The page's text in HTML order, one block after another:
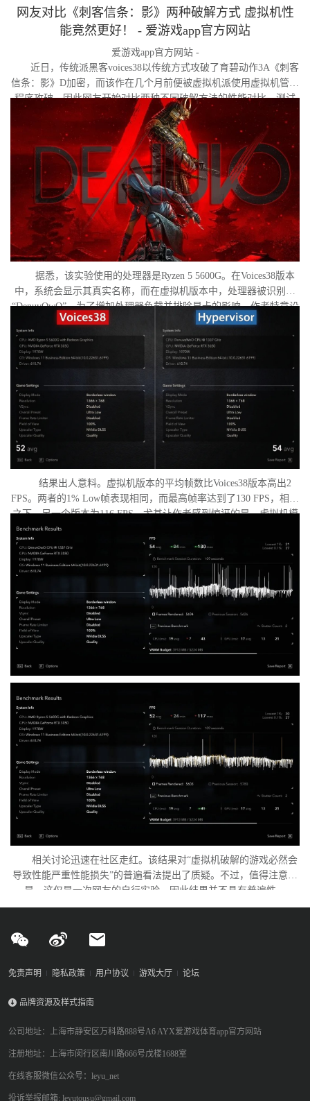
网友对比《刺客信条：影》两种破解方式 虚拟机性
能竟然更好！ - 爱游戏app官方网站
爱游戏app官方网站 -
近日，传统派黑客voices38以传统方式攻破了育碧动作3A《刺客
信条：影》D加密，而该作在几个月前便被虚拟机派使用虚拟机管理
程序攻破。因此网友开始对比两种不同破解方法的性能对比。测试
作者决定验证，虚拟机管理程序是否真的会像许多玩家认为的那
样，导致明显的帧数下降。
据悉，该实验使用的处理器是Ryzen 5 5600G。在Voices38版本
中，系统会显示其真实名称，而在虚拟机版本中，处理器被识别为
“DenuvOwO”。为了增加处理器负载并排除显卡的影响，作者特意设
置了低分辨率，并将所有图形设置调至“极低”模式。两项测试均在相
同条件下进行：内存完整性和基于虚拟化的安全性（VBS）均已关
闭，并且两轮测试之间电脑甚至没有重启。
结果出人意料。虚拟机版本的平均帧数比Voices38版本高出2
FPS。两者的1% Low帧表现相同，而最高帧率达到了130 FPS，相比
之下，另一个版本为116 FPS。尤其让作者感到惊讶的是，虚拟机模
式下的优化竟如此之好。从理论上讲，额外的虚拟化层应该会给处
理器带来负担并降低性能，但实际上并没有发生这种情况。
相关讨论迅速在社区走红。该结果对“虚拟机破解的游戏必然会
导致性能严重性能损失”的普遍看法提出了质疑。不过，值得注意的
是，这仅是一次网友的自行实验，因此结果并不具有普遍性。
免责声明 隐私政策 用户协议 游戏大厅 论坛
品牌资源及样式指南
公司地址：上海市静安区万科路888号A6 AYX爱游戏体育app官方网站
注册地址：上海市闵行区南川路666号戊楼1688室
在线客服微信公众号：leyu_net
投诉举报邮箱: leyutousu@gmail.com